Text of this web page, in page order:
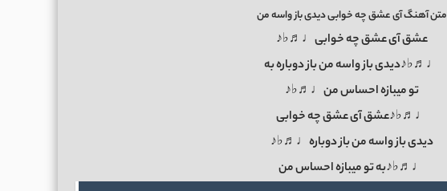
متن آهنگ آی عشق چه خوابی دیدی باز واسه من
عشق آی عشق چه خوابی♩♬♭♪
♩♬♭♪دیدی باز واسه من باز دوباره به
تو میبازه احساس من♩♬♭♪
♩♬♭♪عشق آی عشق چه خوابی
دیدی باز واسه من باز دوباره♩♬♭♪
♩♬♭♪به تو میبازه احساس من